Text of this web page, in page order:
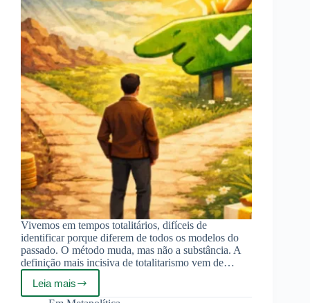
Vivemos em tempos totalitários, difíceis de
identificar porque diferem de todos os modelos do
passado. O método muda, mas não a substância. A
definição mais incisiva de totalitarismo vem de…
Leia maisNudging:
Totalitarismo